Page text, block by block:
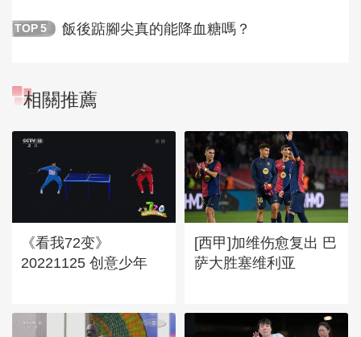
TOP 5 飯後踮腳尖真的能降血糖嗎？
相關推薦
《看我72变》
20221125 创意少年
[西甲]加维伤愈复出 巴
萨大胜塞维利亚